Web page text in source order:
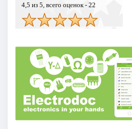
4,5 из 5, всего оценок - 22